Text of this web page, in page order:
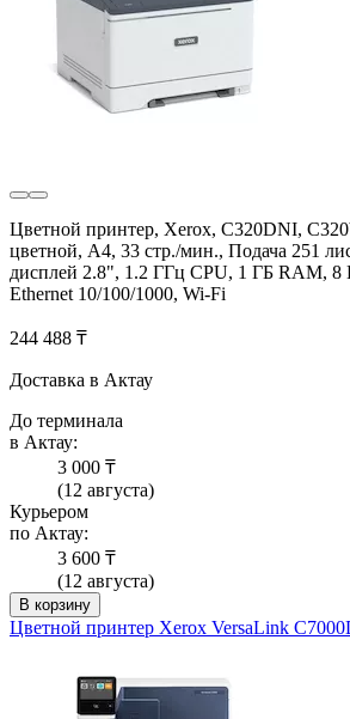
Цветной принтер, Xerox, C320DNI,
цветной, А4, 33 стр./мин., Подача 251
дисплей 2.8", 1.2 ГГц CPU, 1 ГБ RAM, 8
Ethernet 10/100/1000, Wi-Fi
244 488 ₸
Доставка в Актау
До терминала
в Актау:
3 000 ₸
(12 августа)
Курьером
по Актау:
3 600 ₸
(12 августа)
В корзину
Цветной принтер Xerox VersaLink